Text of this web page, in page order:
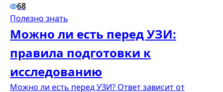
68
Полезно знать
Можно ли есть перед УЗИ:
правила подготовки к
исследованию
Можно ли есть перед УЗИ? Ответ зависит от